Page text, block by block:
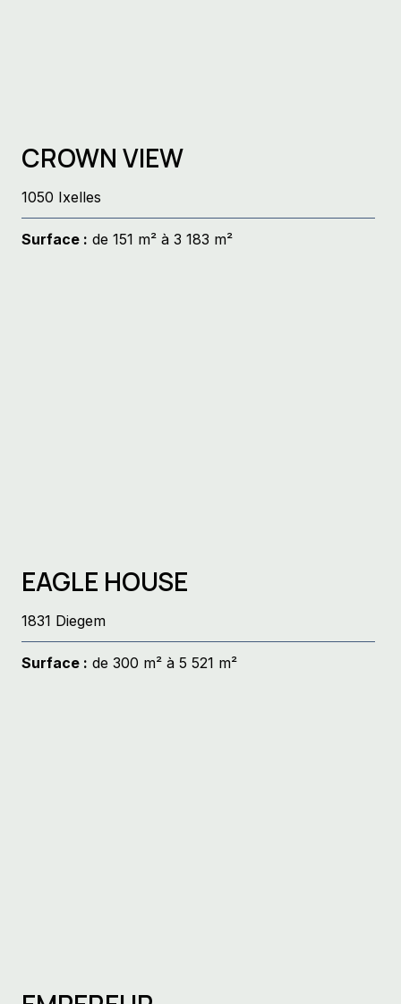
CROWN VIEW
1050 Ixelles
Surface : de 151 m² à 3 183 m²
EAGLE HOUSE
1831 Diegem
Surface : de 300 m² à 5 521 m²